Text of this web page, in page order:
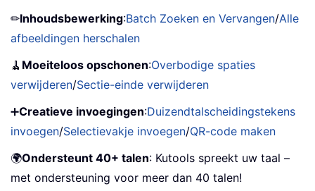
✏Inhoudsbewerking:Batch Zoeken en Vervangen/Alle
afbeeldingen herschalen
🧹 Moeiteloos opschonen:Overbodige spaties
verwijderen/Sectie-einde verwijderen
➕Creatieve invoegingen:Duizendtalscheidingstekens
invoegen/Selectievakje invoegen/QR-code maken
🌍Ondersteunt 40+ talen: Kutools spreekt uw taal –
met ondersteuning voor meer dan 40 talen!